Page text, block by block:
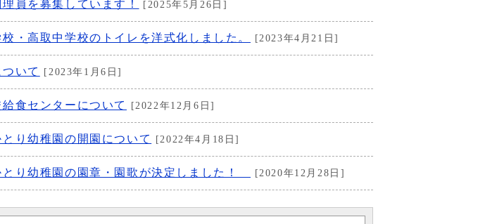
員を募集しています！ [2025年5月26日]
・高取中学校のトイレを洋式化しました。 [2023年4月21日]
いて [2023年1月6日]
食センターについて [2022年12月6日]
り幼稚園の開園について [2022年4月18日]
とり幼稚園の園章・園歌が決定しました！ [2020年12月28日]